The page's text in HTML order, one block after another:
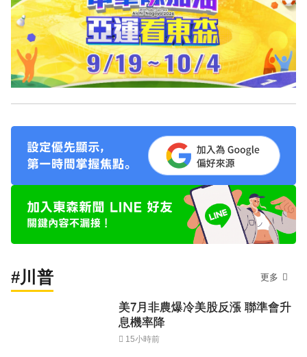
#川普 更多
美7月非農爆冷美股反漲 聯準會升
息機率降
15小時前